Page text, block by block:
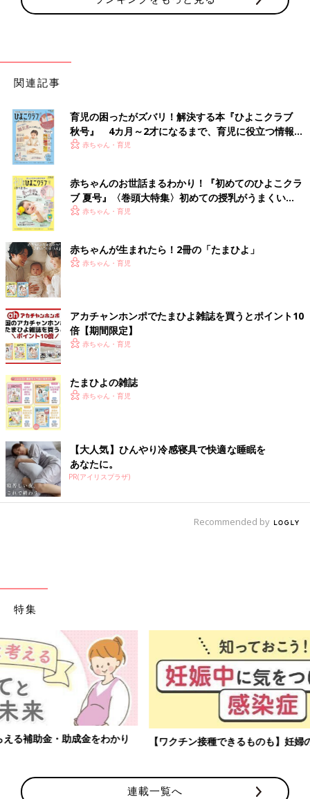
関連記事
育児の困ったがズバリ！解決する本『ひよこクラブ
秋号』 4カ月～2才になるまで、育児に役立つ情報が
いっぱい！
赤ちゃん・育児
赤ちゃんのお世話まるわかり！『初めてのひよこクラ
ブ 夏号』〈巻頭大特集〉初めての授乳がうまくい
く！ おっぱい・ミルクの基本と夏のトラブル 解決テ
赤ちゃん・育児
赤ちゃんが生まれたら！2冊の「たまひよ」
赤ちゃん・育児
アカチャンホンポでたまひよ雑誌を買うとポイント10
倍【期間限定】
赤ちゃん・育児
たまひよの雑誌
赤ちゃん・育児
【大人気】ひんやり冷感寝具で快適な睡眠を
あなたに。
PR(アイリスプラザ)
Recommended by
特集
【ワクチン接種できるものも】妊婦の感染症対策、知っておいて！
連載一覧へ